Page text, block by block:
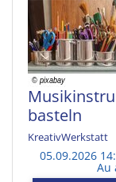
basteln
KreativWerkstatt
05.09.2026
Au